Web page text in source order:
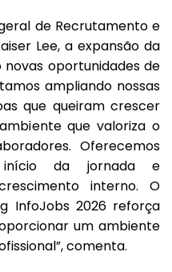
de Recrutamento e
Lee, a expansão da
oportunidades de
ampliando nossas
que queiram crescer
que valoriza o
Oferecemos
da jornada e
interno. O
InfoJobs 2026 reforça
um ambiente
comenta.